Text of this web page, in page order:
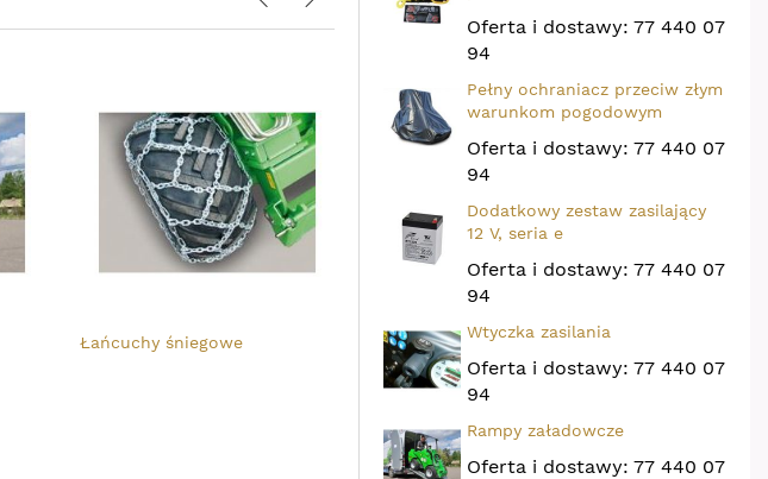
Łańcuchy śniegowe
Pełny ochraniacz przeciw
złym warunkom pogodowym
Oferta i dostawy: 77 440 07
94
Pełny ochraniacz przeciw złym
warunkom pogodowym
Oferta i dostawy: 77 440 07
94
Dodatkowy zestaw zasilający
12 V, seria e
Oferta i dostawy: 77 440 07
94
Wtyczka zasilania
Oferta i dostawy: 77 440 07
94
Rampy załadowcze
Oferta i dostawy: 77 440 07